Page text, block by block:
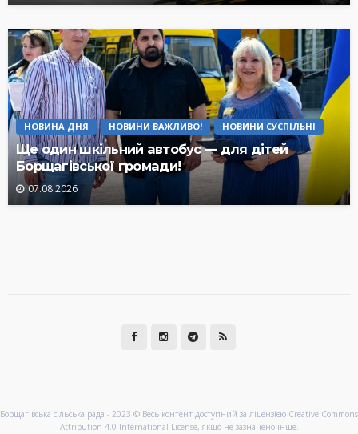
НОВИНА ДНЯ НОВИНИ ВАЖЛИВО! НОВИНИ СУСПІЛЬНІ
Ще один шкільний автобус — для дітей
Борщагівської громади!
07.08.2026
Борщагівська сільська рада - 2023 © Весь контент доступний за ліцензією Creative Commons
Attribution 4.0 International License, якщо не зазначено інше.